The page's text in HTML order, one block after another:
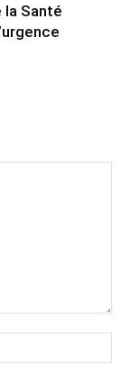
Santé